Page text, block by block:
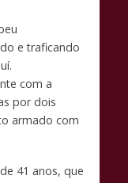
e traficando
com a
por dois
armado com
41 anos, que